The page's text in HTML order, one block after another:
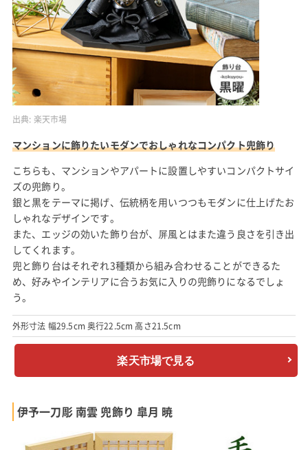
出典: 楽天市場
マンションに飾りたいモダンでおしゃれなコンパクト兜飾り
こちらも、マンションやアパートに設置しやすいコンパクトサイ
ズの兜飾り。
銀と黒をテーマに掲げ、伝統柄を用いつつもモダンに仕上げたお
しゃれなデザインです。
また、エッジの効いた飾り台が、屏風とはまた違う良さを引き出
してくれます。
兜と飾り台はそれぞれ3種類から組み合わせることができるた
め、好みやインテリアに合うお気に入りの兜飾りになるでしょ
う。
外形寸法 幅29.5cm 奥行22.5cm 高さ21.5cm
楽天市場で見る
伊予一刀彫 南雲 兜飾り 皐月 暁